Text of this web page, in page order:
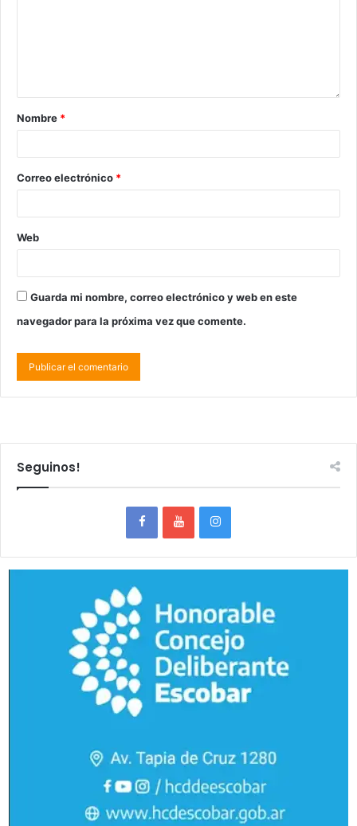
Nombre *
Correo electrónico *
Web
Guarda mi nombre, correo electrónico y web en este
navegador para la próxima vez que comente.
Seguinos!